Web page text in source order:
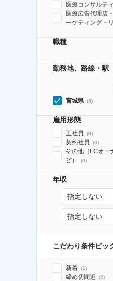
医療コンサルテ
医療広告代理店
ーケティング・
職種
勤務地、路線・駅
宮城県 (8)
雇用形態
正社員 (8)
契約社員 (0)
その他（FCオー
ど）
(0)
年収
指定しない
指定しない
こだわり条件ピッ
新着 (1)
締め切間近 (2)